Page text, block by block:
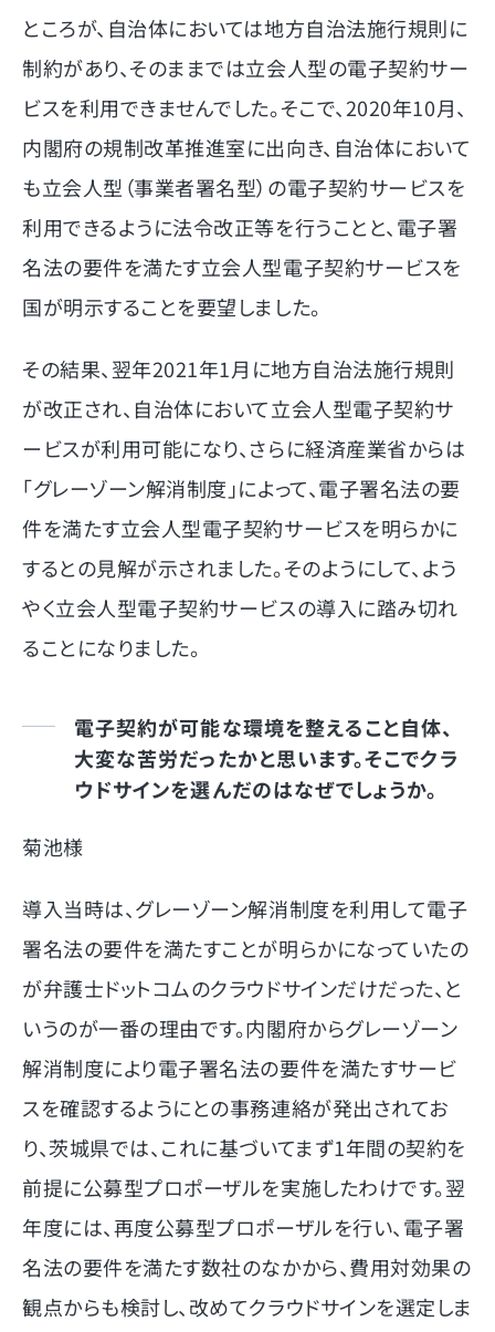
ところが、自治体においては地方自治法施行規則に
制約があり、そのままでは立会人型の電子契約サー
ビスを利用できませんでした。そこで、2020年10月、
内閣府の規制改革推進室に出向き、自治体において
も立会人型（事業者署名型）の電子契約サービスを
利用できるように法令改正等を行うことと、電子署
名法の要件を満たす立会人型電子契約サービスを
国が明示することを要望しました。
その結果、翌年2021年1月に地方自治法施行規則
が改正され、自治体において立会人型電子契約サ
ービスが利用可能になり、さらに経済産業省からは
「グレーゾーン解消制度」によって、電子署名法の要
件を満たす立会人型電子契約サービスを明らかに
するとの見解が示されました。そのようにして、よう
やく立会人型電子契約サービスの導入に踏み切れ
ることになりました。
電子契約が可能な環境を整えること自体、
大変な苦労だったかと思います。そこでクラ
ウドサインを選んだのはなぜでしょうか。
菊池様
導入当時は、グレーゾーン解消制度を利用して電子
署名法の要件を満たすことが明らかになっていたの
が弁護士ドットコムのクラウドサインだけだった、と
いうのが一番の理由です。内閣府からグレーゾーン
解消制度により電子署名法の要件を満たすサービ
スを確認するようにとの事務連絡が発出されてお
り、茨城県では、これに基づいてまず1年間の契約を
前提に公募型プロポーザルを実施したわけです。翌
年度には、再度公募型プロポーザルを行い、電子署
名法の要件を満たす数社のなかから、費用対効果の
観点からも検討し、改めてクラウドサインを選定しま